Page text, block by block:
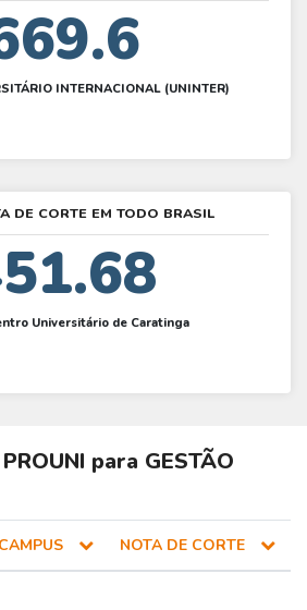
INTERNACIONAL (UNINTER)
DE CORTE EM TODO BRASIL
Universitário de Caratinga
PROUNI para GESTÃO
CAMPUS NOTA DE CORTE